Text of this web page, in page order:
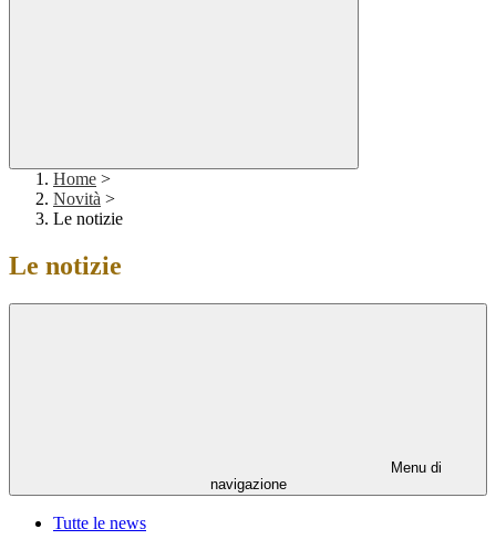
Home >
Novità >
Le notizie
Le notizie
Menu di
navigazione
Tutte le news